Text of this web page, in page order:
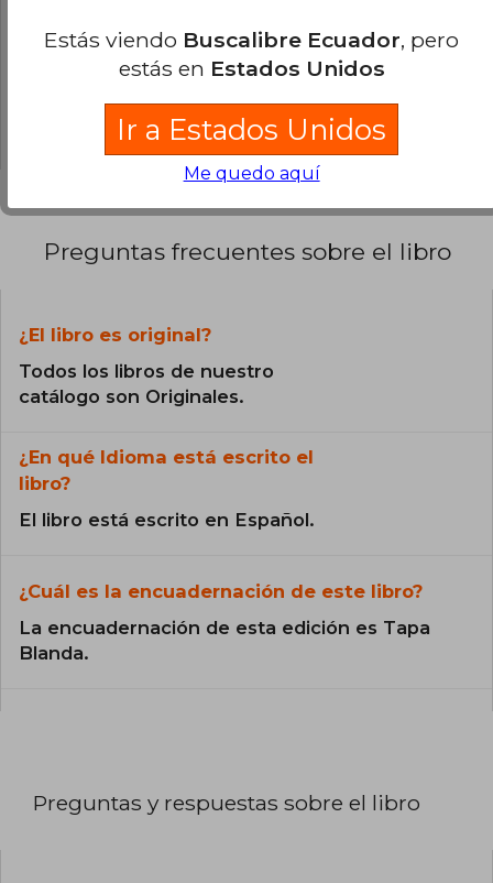
0% (0)
0% (0)
Preguntas frecuentes sobre el libro
¿El libro es original?
Todos los libros de nuestro
catálogo son Originales.
¿En qué Idioma está escrito el
libro?
El libro está escrito en Español.
¿Cuál es la encuadernación de este libro?
La encuadernación de esta edición es Tapa
Blanda.
Preguntas y respuestas sobre el libro
Estás viendo Buscalibre Ecuador, pero
estás en Estados Unidos
Ir a Estados Unidos
Me quedo aquí